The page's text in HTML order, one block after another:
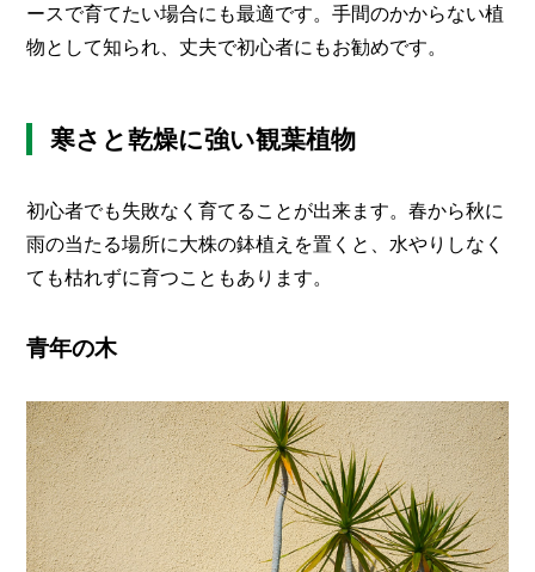
ースで育てたい場合にも最適です。手間のかからない植
物として知られ、丈夫で初心者にもお勧めです。
寒さと乾燥に強い観葉植物
初心者でも失敗なく育てることが出来ます。春から秋に
雨の当たる場所に大株の鉢植えを置くと、水やりしなく
ても枯れずに育つこともあります。
青年の木